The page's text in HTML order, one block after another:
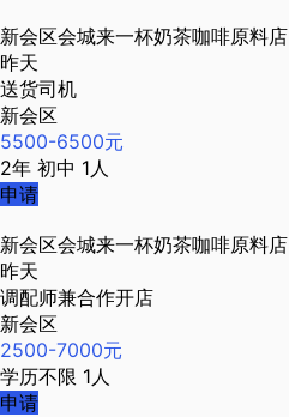
新会区会城来一杯奶茶咖啡原料店
昨天
送货司机
新会区
5500-6500元
2年 初中 1人
申请
新会区会城来一杯奶茶咖啡原料店
昨天
调配师兼合作开店
新会区
2500-7000元
学历不限 1人
申请